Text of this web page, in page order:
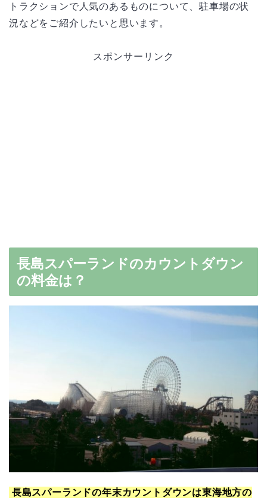
トラクションで人気のあるものについて、駐車場の状
況などをご紹介したいと思います。
スポンサーリンク
長島スパーランドのカウントダウン
の料金は？
長島スパーランドの年末カウントダウンは東海地方の